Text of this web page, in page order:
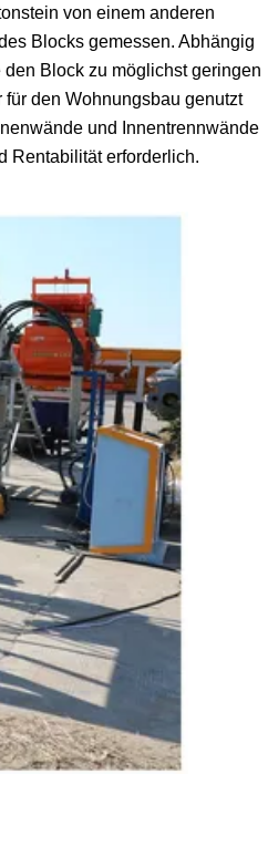
von einem anderen
Blocks gemessen. Abhängig
Block zu möglichst geringen
den Wohnungsbau genutzt
und Innentrennwände
Rentabilität erforderlich.